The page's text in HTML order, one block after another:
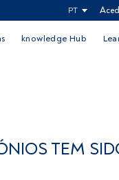
PT
knowledge Hub
TEM